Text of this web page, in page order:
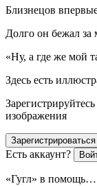
Близнецов
Долго он бежал за
«Ну, а где же мой
Здесь есть
изображения
Зарегистрироваться
Есть аккаунт?
«Гугл» в помощь…